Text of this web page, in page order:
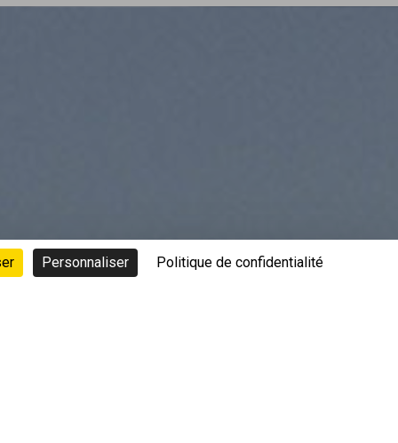
Personnaliser Politique de confidentialité